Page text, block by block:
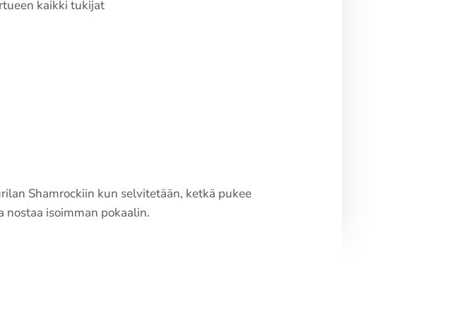
kaikki tukijat
Shamrockiin kun selvitetään, ketkä pukee
nostaa isoimman pokaalin.